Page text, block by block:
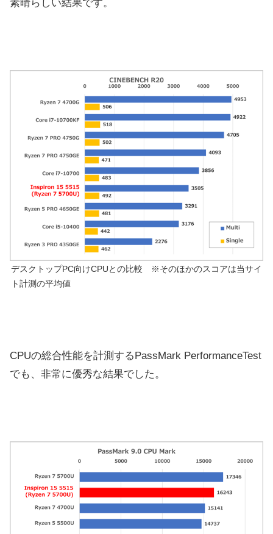
素晴らしい結果です。
デスクトップPC向けCPUとの比較 ※そのほかのスコアは当サイ
ト計測の平均値
CPUの総合性能を計測するPassMark PerformanceTest
でも、非常に優秀な結果でした。